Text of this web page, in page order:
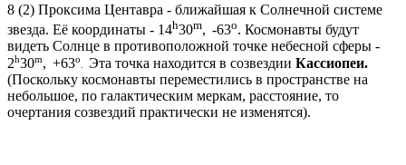
8 (2) Проксима Центавра - ближайшая к Солнечной системе
звезда. Её координаты - 14h30m, -63о. Космонавты будут
видеть Солнце в противоположной точке небесной сферы -
2h30m, +63о
. Эта точка находится в созвездии Кассиопеи.
(Поскольку космонавты переместились в пространстве на
небольшое, по галактическим меркам, расстояние, то
очертания созвездий практически не изменятся).